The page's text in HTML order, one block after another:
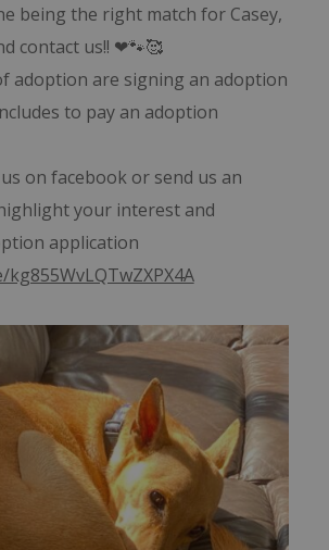
being the right match for Casey,
contact us!! ❤🐾🥰
adoption are signing an adoption
to pay an adoption
on facebook or send us an
your interest and
application